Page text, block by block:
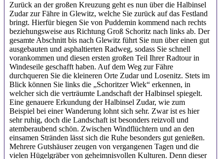
Zurück an der großen Kreuzung geht es nun über die Halbinsel
Zudar zur Fähre in Glewitz, welche Sie zurück auf das Festland
bringt. Hierfür biegen Sie von Puddemin kommend nach rechts
beziehungsweise aus Richtung Groß Schoritz nach links ab. Der
gesamte Abschnitt bis nach Glewitz führt Sie nun über einen gut
ausgebauten und asphaltierten Radweg, sodass Sie schnell
vorankommen und diesen ersten großen Teil Ihrer Radtour in
Windeseile geschafft haben. Auf dem Weg zur Fähre
durchqueren Sie die kleineren Orte Zudar und Losenitz. Stets im
Blick können Sie links die „Schoritzer Wiek“ erkennen, in
welcher sich die verträumte Landschaft der Halbinsel spiegelt.
Eine genauere Erkundung der Halbinsel Zudar, wie zum
Beispiel bei einer Wanderung lohnt sich sehr. Zwar ist es hier
sehr ruhig, doch die Landschaft ist besonders reizvoll und
atemberaubend schön. Zwischen Windflüchtern und an den
einsamen Stränden lässt sich die Ruhe besonders gut genießen.
Mehrere Gutshäuser zeugen von vergangenen Tagen und die
vielen Hügelgräber von geheimnisvollen Kulturen. Denn dieser